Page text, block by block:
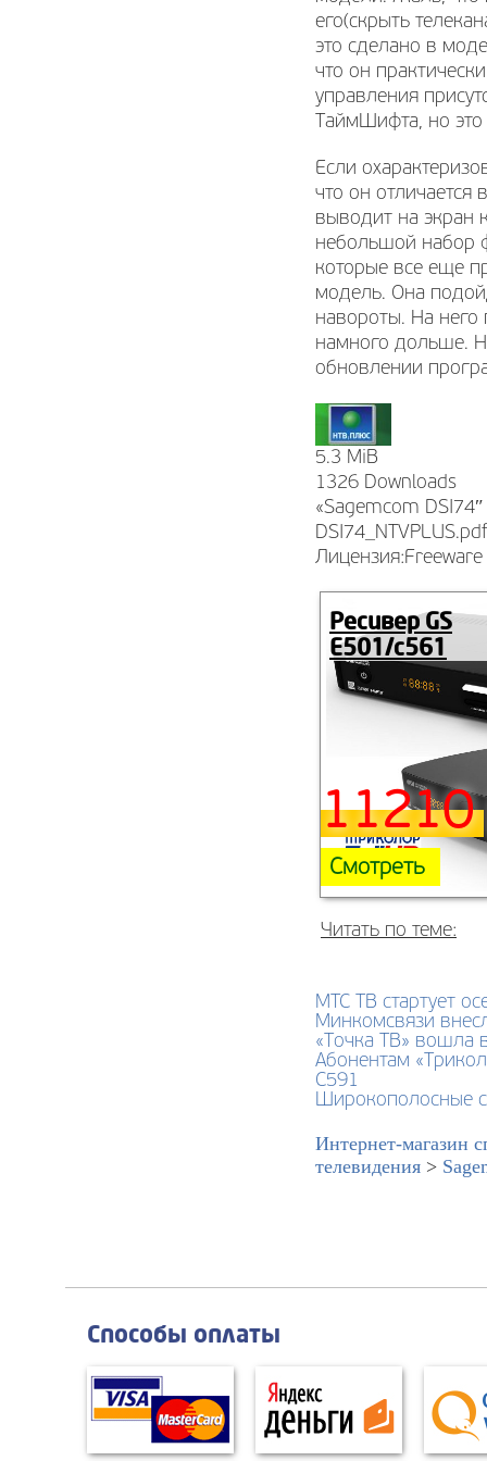
его(скрыть
это сделано в
что он
управления
ТаймШифта, но
Если
что он
выводит на экран
небольшой набор
которые все еще
модель. Она
навороты. На него
намного дольше.
обновлении
5.3 MiB
1326 Downloads
«Sagemcom
DSI74_NTVPLUS.pdf
Ресивер GS
E501/c561
Смотреть
11210
Читать по теме:
МТС ТВ стартует
Минкомсвязи
«Точка ТВ» вошла
Абонентам
C591
Широкополосные
Интернет-магазин
телевидения >
Способы оплаты